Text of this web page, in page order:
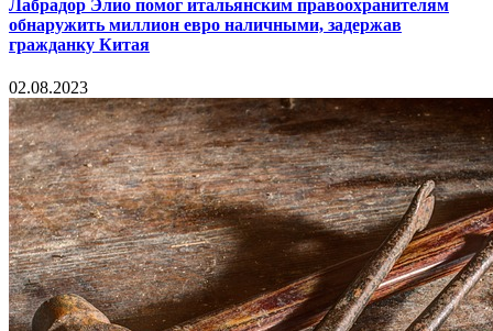
Лабрадор Элио помог итальянским правоохранителям
обнаружить миллион евро наличными, задержав
гражданку Китая
02.08.2023